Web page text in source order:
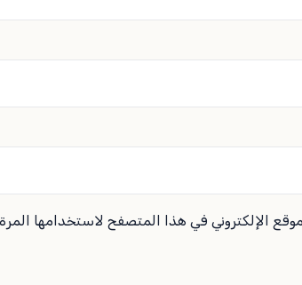
الإلكتروني في هذا المتصفح لاستخدامها